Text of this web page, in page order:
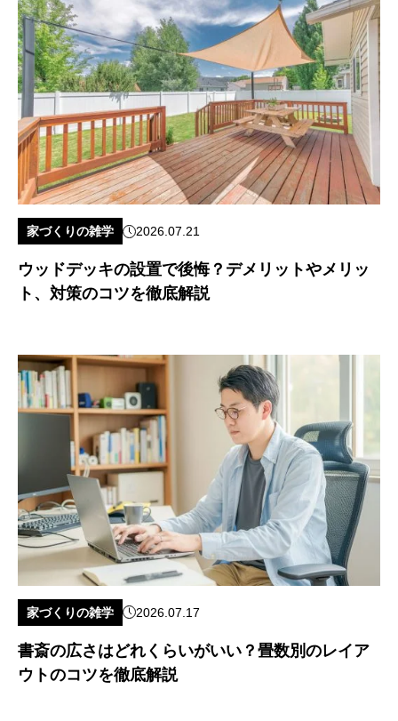
家づくりの雑学 2026.07.21
ウッドデッキの設置で後悔？デメリットやメリッ
ト、対策のコツを徹底解説
家づくりの雑学 2026.07.17
書斎の広さはどれくらいがいい？畳数別のレイア
ウトのコツを徹底解説